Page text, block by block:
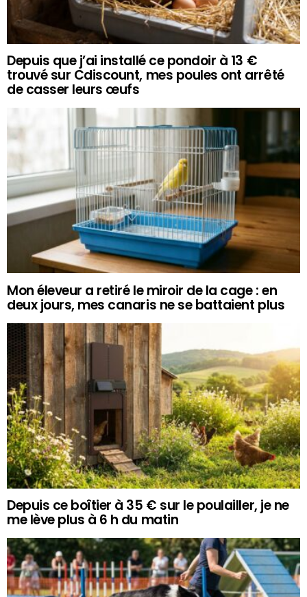
Depuis que j’ai installé ce pondoir à 13 €
trouvé sur Cdiscount, mes poules ont arrêté
de casser leurs œufs
Mon éleveur a retiré le miroir de la cage : en
deux jours, mes canaris ne se battaient plus
Depuis ce boîtier à 35 € sur le poulailler, je ne
me lève plus à 6 h du matin